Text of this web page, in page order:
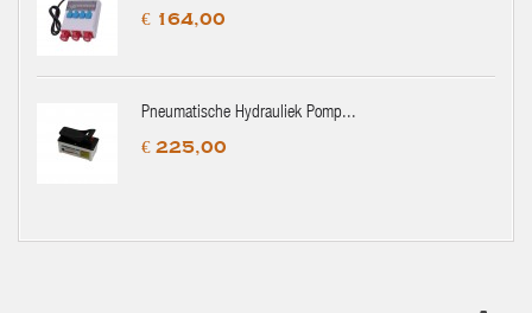
€ 164,00
Pneumatische Hydrauliek Pomp...
€ 225,00